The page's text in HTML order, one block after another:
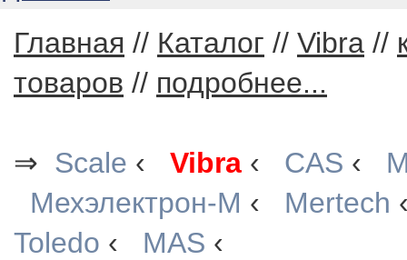
Главная // Каталог // Vibra //
товаров // подробнее...
⇒ Scale ‹ Vibra ‹ CAS ‹
Мехэлектрон-М ‹ Mertech
Toledo ‹ MAS ‹